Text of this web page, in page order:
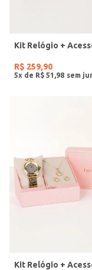
R$ 259,90
5x de R$ 51 98